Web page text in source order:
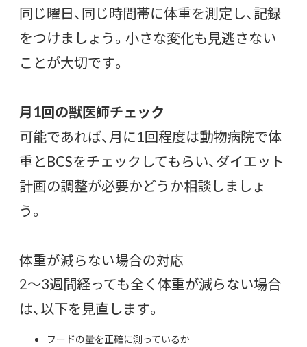
同じ曜日、同じ時間帯に体重を測定し、記録
をつけましょう。小さな変化も見逃さない
ことが大切です。
月1回の獣医師チェック
可能であれば、月に1回程度は動物病院で体
重とBCSをチェックしてもらい、ダイエット
計画の調整が必要かどうか相談しましょ
う。
体重が減らない場合の対応
2〜3週間経っても全く体重が減らない場合
は、以下を見直します。
フードの量を正確に測っているか